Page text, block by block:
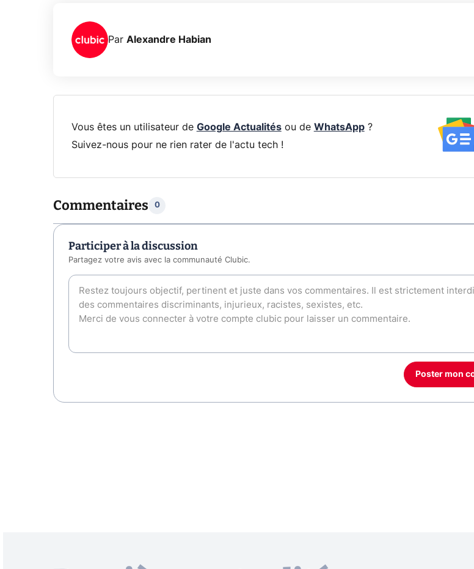
Par Alexandre Habian
Vous êtes un utilisateur de Google Actualitésou de WhatsApp?
Suivez-nous pour ne rien rater de l'actu tech !
Commentaires 0
Participer à la discussion
Partagez votre avis avec la communauté Clubic.
Poster mon